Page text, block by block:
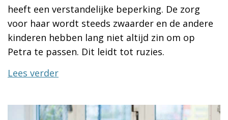
heeft een verstandelijke beperking. De zorg
voor haar wordt steeds zwaarder en de andere
kinderen hebben lang niet altijd zin om op
Petra te passen. Dit leidt tot ruzies.
Lees verder